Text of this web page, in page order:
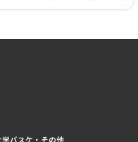
学バスケ・その他